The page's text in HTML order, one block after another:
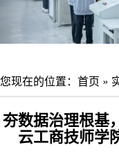
您现在的位置： 首页 »
夯数据治理根基
云工商技师学